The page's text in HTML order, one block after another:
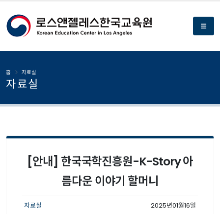
자료실
홈 자료실
[안내] 한국국학진흥원-K-Story 아
름다운 이야기 할머니
자료실 2025년01월16일